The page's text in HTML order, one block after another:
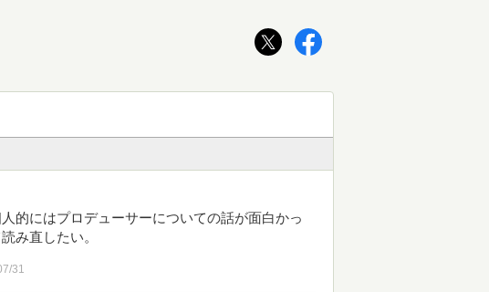
的にはプロデューサーについての話が面白かっ
み直したい。
31